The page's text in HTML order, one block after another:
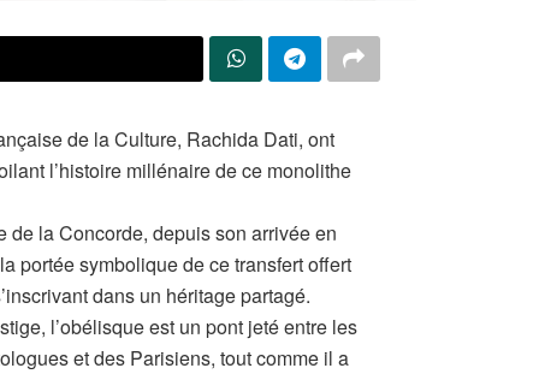
de la Culture, Rachida Dati, ont
l’histoire millénaire de ce monolithe
de la Concorde, depuis son arrivée en
portée symbolique de ce transfert offert
dans un héritage partagé.
l’obélisque est un pont jeté entre les
et des Parisiens, tout comme il a